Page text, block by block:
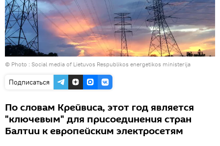
© Photo : Social media of Lietuvos Respublikos energetikos ministerija
Подписаться
По словам Крейвиса, этот год является
"ключевым" для присоединения стран
Балтии к европейским электросетям